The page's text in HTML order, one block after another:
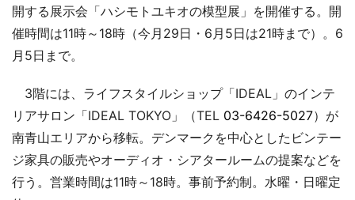
開する展示会「ハシモトユキオの模型展」を開催する。開
催時間は11時～18時（今月29日・6月5日は21時まで）。6
月5日まで。
3階には、ライフスタイルショップ「IDEAL」のインテ
リアサロン「IDEAL TOKYO」（TEL 03-6426-5027）が
南青山エリアから移転。デンマークを中心としたビンテー
ジ家具の販売やオーディオ・シアタールームの提案などを
行う。営業時間は11時～18時。事前予約制。水曜・日曜定